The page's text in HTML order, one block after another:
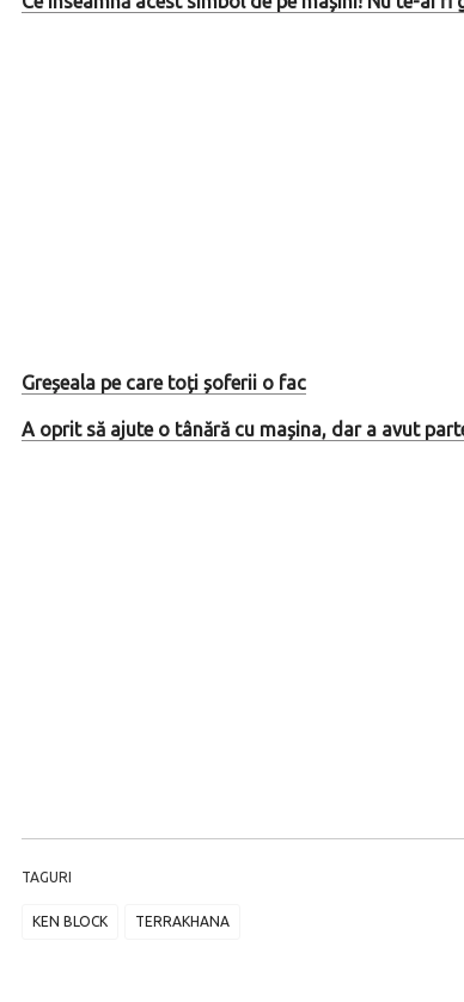
Greșeala pe care toți șoferii o fac
A oprit să ajute o tânără cu mașina, dar a avut
TAGURI
KEN BLOCK TERRAKHANA